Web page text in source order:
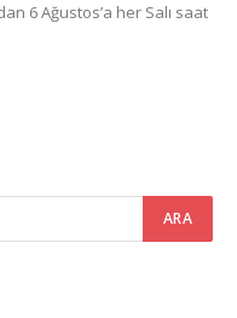
6 Ağustos’a her Salı saat